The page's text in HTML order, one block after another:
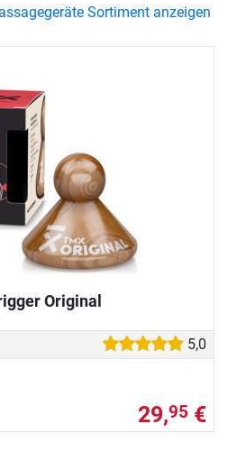
Original
5,0
29,95 €
Sortiment anzeigen